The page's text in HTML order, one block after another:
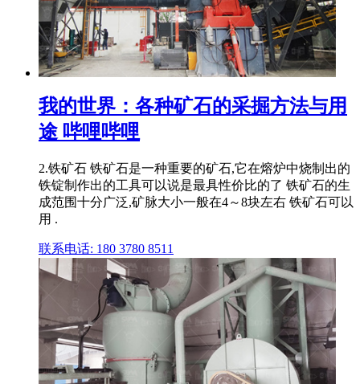
我的世界：各种矿石的采掘方法与用
途 哔哩哔哩
2.铁矿石 铁矿石是一种重要的矿石,它在熔炉中烧制出的
铁锭制作出的工具可以说是最具性价比的了 铁矿石的生
成范围十分广泛,矿脉大小一般在4～8块左右 铁矿石可以
用 .
联系电话: 180 3780 8511